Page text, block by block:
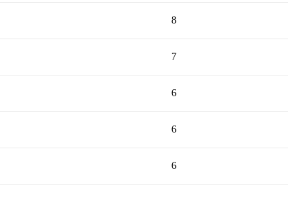
8
7
6
6
6